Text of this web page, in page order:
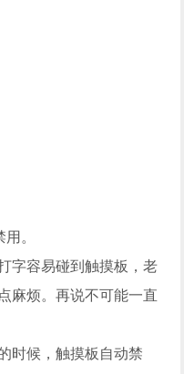
。
字容易碰到触摸板，老
麻烦。再说不可能一直
时候，触摸板自动禁